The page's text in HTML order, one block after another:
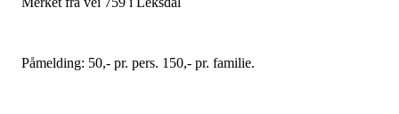
Påmelding: 50,- pr. pers. 150,- pr. familie.